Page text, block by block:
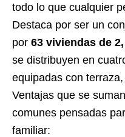
todo lo que cualquier
Destaca por ser un
por 63 viviendas de
se distribuyen en
equipadas con
Ventajas que se
comunes pensadas
familiar: